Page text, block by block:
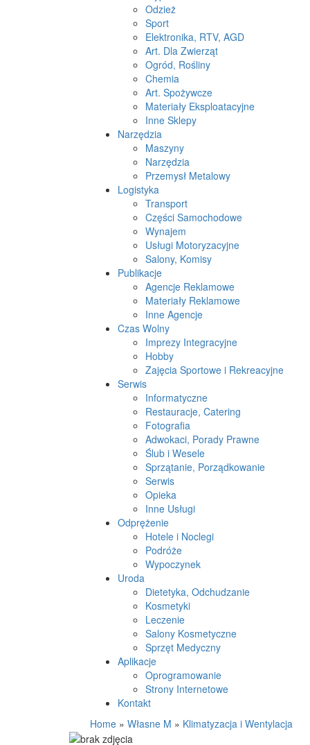
Odzież
Sport
Elektronika, RTV, AGD
Art. Dla Zwierząt
Ogród, Rośliny
Chemia
Art. Spożywcze
Materiały Eksploatacyjne
Inne Sklepy
Narzędzia
Maszyny
Narzędzia
Przemysł Metalowy
Logistyka
Transport
Części Samochodowe
Wynajem
Usługi Motoryzacyjne
Salony, Komisy
Publikacje
Agencje Reklamowe
Materiały Reklamowe
Inne Agencje
Czas Wolny
Imprezy Integracyjne
Hobby
Zajęcia Sportowe i Rekreacyjne
Serwis
Informatyczne
Restauracje, Catering
Fotografia
Adwokaci, Porady Prawne
Ślub i Wesele
Sprzątanie, Porządkowanie
Serwis
Opieka
Inne Usługi
Odprężenie
Hotele i Noclegi
Podróże
Wypoczynek
Uroda
Dietetyka, Odchudzanie
Kosmetyki
Leczenie
Salony Kosmetyczne
Sprzęt Medyczny
Aplikacje
Oprogramowanie
Strony Internetowe
Kontakt
Home » Własne M » Klimatyzacja i Wentylacja